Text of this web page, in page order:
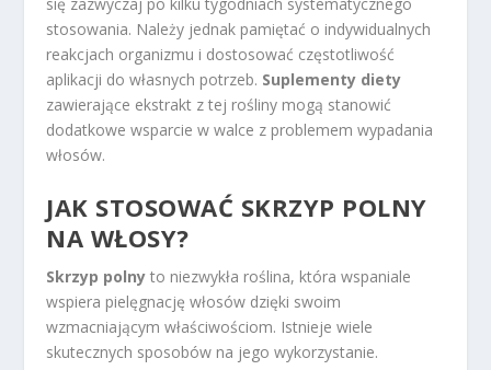
stosowania. Należy jednak pamiętać o indywidualnych
reakcjach organizmu i dostosować częstotliwość
aplikacji do własnych potrzeb. Suplementy diety
zawierające ekstrakt z tej rośliny mogą stanowić
dodatkowe wsparcie w walce z problemem wypadania
włosów.
JAK STOSOWAĆ SKRZYP POLNY
NA WŁOSY?
Skrzyp polny to niezwykła roślina, która wspaniale
wspiera pielęgnację włosów dzięki swoim
wzmacniającym właściwościom. Istnieje wiele
skutecznych sposobów na jego wykorzystanie.